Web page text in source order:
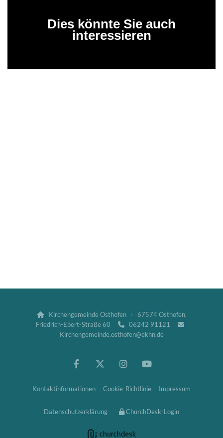
Dies könnte Sie auch
interessieren
Kirchengemeinde Osthofen · 67574 Osthofen,
Friedrich-Ebert-Straße 60
 06242 91121 
Kirchengemeinde.osthofen@ekhn.de
Kontaktinformationen Cookie-Richtlinie Impressum
Datenschutzerklärung ChurchDesk-Login